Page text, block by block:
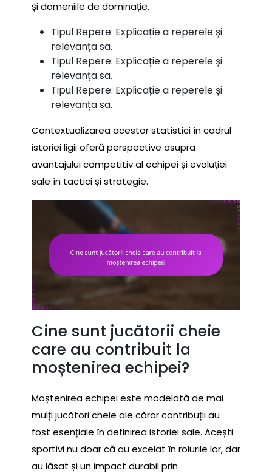
și domeniile de dominație.
Tipul Repere: Explicație a reperele și
relevanța sa.
Tipul Repere: Explicație a reperele și
relevanța sa.
Tipul Repere: Explicație a reperele și
relevanța sa.
Contextualizarea acestor statistici în cadrul
istoriei ligii oferă perspective asupra
avantajului competitiv al echipei și evoluției
sale în tactici și strategie.
Cine sunt jucătorii cheie
care au contribuit la
moștenirea echipei?
Moștenirea echipei este modelată de mai
mulți jucători cheie ale căror contribuții au
fost esențiale în definirea istoriei sale. Acești
sportivi nu doar că au excelat în rolurile lor, dar
au lăsat și un impact durabil prin